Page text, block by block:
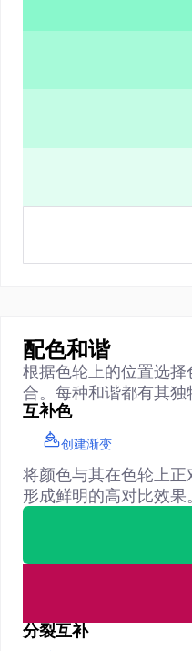
配色和谐
根据色轮上的位置选
合。每种和谐都有其独
互补色
创建渐变
将颜色与其在色轮上正
形成鲜明的高对比效果
分裂互补